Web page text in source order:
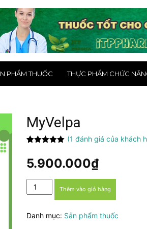
PHẨM THUỐC THỰC PHẨM CHỨC
MyVelpa
dựa trên
đánh giá
(1 đánh giá của khách
5.900.000₫
MyVelpa
số
Thêm vào giỏ hàng
Danh mục: Sản phẩm thuốc